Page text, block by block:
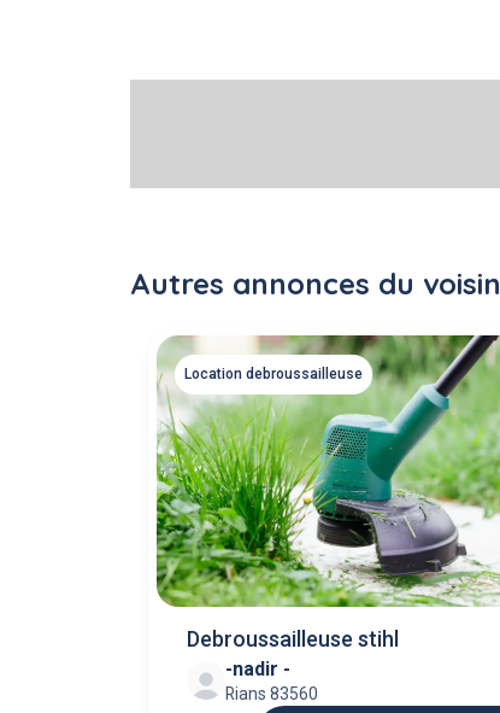
Autres annonces du voisin
Location debroussailleuse
Debroussailleuse stihl
-nadir -
Rians 83560